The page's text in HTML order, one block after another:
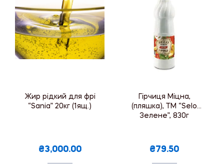
Жир рідкий для фрі
“Sania” 20кг (1ящ.)
₴3,000.00
Гірчиця Міцна,
(пляшка), ТМ “Selo
Зелене”, 830г
₴79.50